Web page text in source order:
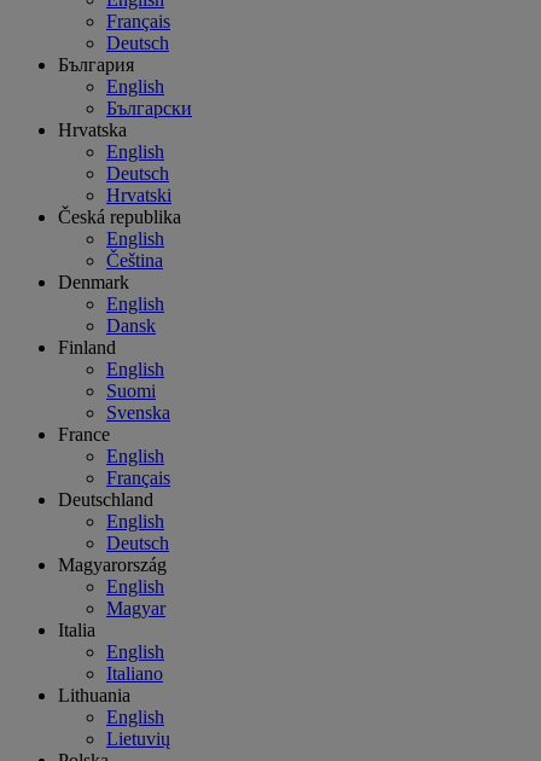
Français
Deutsch
България
English
Български
Hrvatska
English
Deutsch
Hrvatski
Česká republika
English
Čeština
Denmark
English
Dansk
Finland
English
Suomi
Svenska
France
English
Français
Deutschland
English
Deutsch
Magyarország
English
Magyar
Italia
English
Italiano
Lithuania
English
Lietuvių